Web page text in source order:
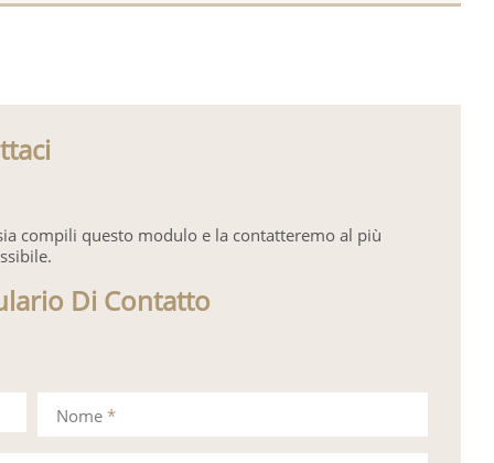
compili questo modulo e la contatteremo al più
Di Contatto
Nome*